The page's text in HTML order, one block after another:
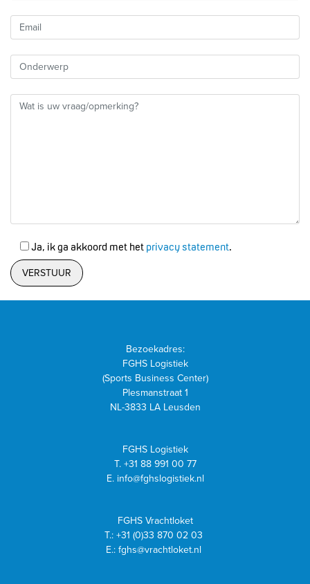
Ja, ik ga akkoord met het privacy statement.
Bezoekadres:
FGHS Logistiek
(Sports Business Center)
Plesmanstraat 1
NL-3833 LA Leusden
FGHS Logistiek
T. +31 88 991 00 77
E. info@fghslogistiek.nl
FGHS Vrachtloket
T.: +31 (0)33 870 02 03
E.: fghs@vrachtloket.nl